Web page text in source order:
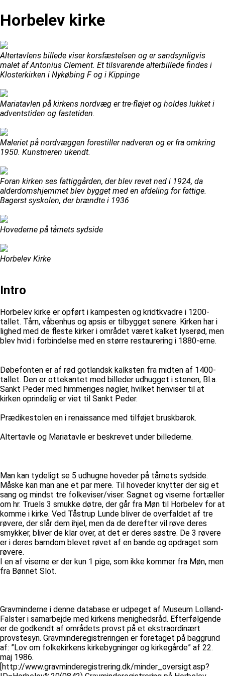
Horbelev kirke
Altertavlens billede viser korsfæstelsen og er sandsynligvis
malet af Antonius Clement. Et tilsvarende alterbillede findes i
Klosterkirken i Nykøbing F og i Kippinge
Mariatavlen på kirkens nordvæg er tre-fløjet og holdes lukket i
adventstiden og fastetiden.
Maleriet på nordvæggen forestiller nadveren og er fra omkring
1950. Kunstneren ukendt.
Foran kirken ses fattiggården, der blev revet ned i 1924, da
alderdomshjemmet blev bygget med en afdeling for fattige.
Bagerst syskolen, der brændte i 1936
Hovederne på tårnets sydside
Horbelev Kirke
Intro
Horbelev kirke er opført i kampesten og kridtkvadre i 1200-
tallet. Tårn, våbenhus og apsis er tilbygget senere. Kirken har i
lighed med de fleste kirker i området været kalket lyserød, men
blev hvid i forbindelse med en større restaurering i 1880-erne.
Døbefonten er af rød gotlandsk kalksten fra midten af 1400-
tallet. Den er ottekantet med billeder udhugget i stenen, Bl.a.
Sankt Peder med himmeriges nøgler, hvilket henviser til at
kirken oprindelig er viet til Sankt Peder.
Prædikestolen en i renaissance med tilføjet bruskbarok.
Altertavle og Mariatavle er beskrevet under billederne.
Man kan tydeligt se 5 udhugne hoveder på tårnets sydside.
Måske kan man ane et par mere. Til hoveder knytter der sig et
sang og mindst tre folkeviser/viser. Sagnet og viserne fortæller
om hr. Truels 3 smukke døtre, der går fra Møn til Horbelev for at
komme i kirke. Ved Tåstrup Lunde bliver de overfaldet af tre
røvere, der slår dem ihjel, men da de derefter vil røve deres
smykker, bliver de klar over, at det er deres søstre. De 3 røvere
er i deres barndom blevet røvet af en bande og opdraget som
røvere.
I en af viserne er der kun 1 pige, som ikke kommer fra Møn, men
fra Bønnet Slot.
Gravminderne i denne database er udpeget af Museum Lolland-
Falster i samarbejde med kirkens menighedsråd. Efterfølgende
er de godkendt af områdets provst på et ekstraordinært
provstesyn. Gravminderegistreringen er foretaget på baggrund
af: ”Lov om folkekirkens kirkebygninger og kirkegårde” af 22.
maj 1986.
[http://www.gravminderegistrering.dk/minder_oversigt.asp?